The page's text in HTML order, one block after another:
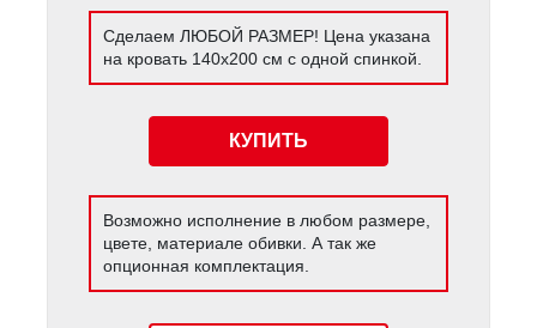
Сделаем ЛЮБОЙ РАЗМЕР! Цена указана
на кровать 140х200 см с одной спинкой.
КУПИТЬ
Возможно исполнение в любом размере,
цвете, материале обивки. А так же
опционная комплектация.